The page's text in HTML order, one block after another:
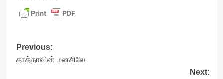
Post
navigation
Previous:
தாத்தாவின் மனசிலே
Next: